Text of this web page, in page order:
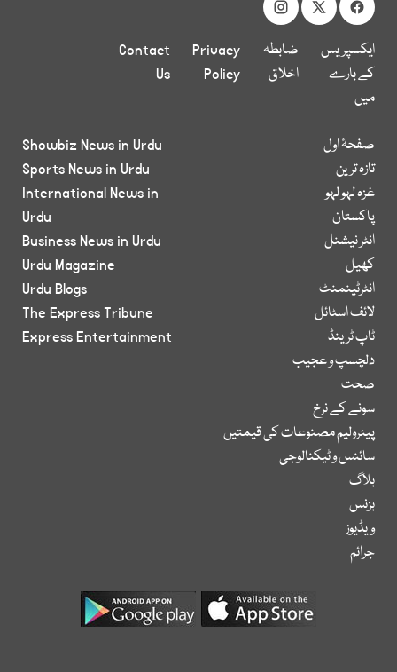
ایکسپریس
کے بارے
میں
ضابطہ
اخلاق
Privacy
Policy
Contact
Us
صفحۂ اول
تازہ ترین
غزہ لہو لہو
پاکستان
انٹر نیشنل
کھیل
انٹرٹینمنٹ
لائف اسٹائل
ٹاپ ٹرینڈ
دلچسپ و عجیب
صحت
سونے کے نرخ
پیٹرولیم مصنوعات کی قیمتیں
سائنس و ٹیکنالوجی
بلاگ
بزنس
ویڈیوز
جرائم
Showbiz News in Urdu
Sports News in Urdu
International News in
Urdu
Business News in Urdu
Urdu Magazine
Urdu Blogs
The Express Tribune
Express Entertainment